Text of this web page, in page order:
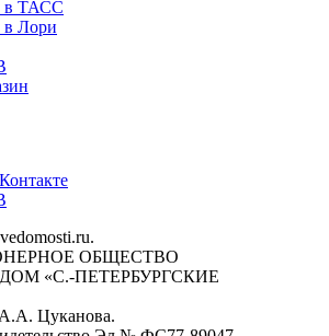
в ТАСС
Лори
ОБЩЕСТВО
«С.-ПЕТЕРБУРГСКИЕ
Цуканова.